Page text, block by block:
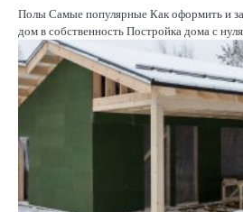
Полы Самые популярные Как оформить и
дом в собственность Постройка дома с